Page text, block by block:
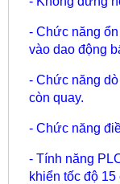
- Chức năng
vào dao động
- Chức năng
còn quay.
- Chức năng
- Tính năng
khiển tốc độ